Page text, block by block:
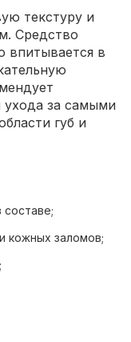
текстуру и
Средство
впитывается в
ухода за самыми
губ и
составе;
кожных заломов;